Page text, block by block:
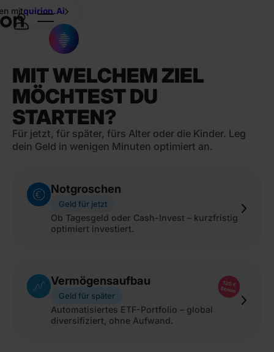
mitquirion.Ai
MIT WELCHEM ZIEL
MÖCHTEST DU
STARTEN?
Für jetzt, für später, fürs Alter oder die Kinder. Leg
dein Geld in wenigen Minuten optimiert an.
Notgroschen
Geld für jetzt
Ob Tagesgeld oder Cash-Invest – kurzfristig
optimiert investiert.
Vermögensaufbau
Geld für später
Automatisiertes ETF-Portfolio – global
diversifiziert, ohne Aufwand.